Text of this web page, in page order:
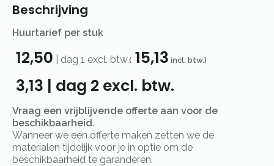
Beschrijving
Huurtarief per stuk
12,50 dag 1 excl. btw.( 15,13 incl. btw.)
3,13 | dag 2 excl. btw.
Vraag een vrijblijvende offerte aan voor de
beschikbaarheid.
Wanneer we een offerte maken zetten we de
materialen tijdelijk voor je in optie om de
beschikbaarheid te garanderen.